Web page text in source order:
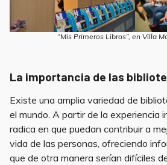
“Mis Primeros Libros”, en Villa
La importancia de las
Existe una amplia variedad de
el mundo. A partir de la experiencia
radica en que puedan contribuir a
vida de las personas, ofreciendo
que de otra manera serían difíciles